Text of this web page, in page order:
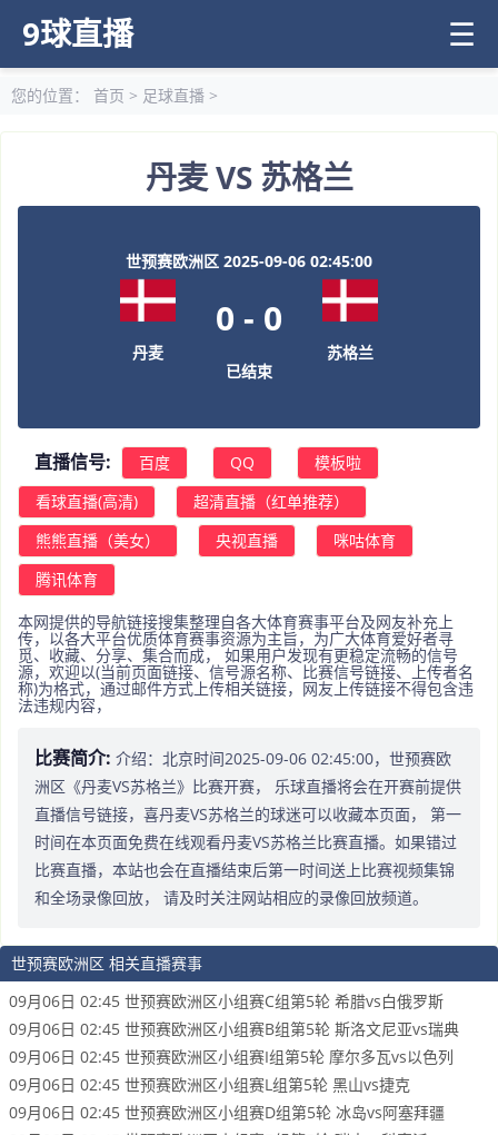
9球直播 ☰
您的位置： 首页 > 足球直播 >
丹麦 VS 苏格兰
世预赛欧洲区 2025-09-06 02:45:00
丹麦
0 - 0
已结束
苏格兰
直播信号: 百度 QQ
模板啦
看球直播(高清)
超清直播（红单推荐）
熊熊直播（美女）
央视直播
咪咕体育
腾讯体育
本网提供的导航链接搜集整理自各大体育赛事平台及网友补充上
传，以各大平台优质体育赛事资源为主旨，为广大体育爱好者寻
觅、收藏、分享、集合而成， 如果用户发现有更稳定流畅的信号
源，欢迎以(当前页面链接、信号源名称、比赛信号链接、上传者名
称)为格式，通过邮件方式上传相关链接，网友上传链接不得包含违
法违规内容，
比赛简介: 介绍：北京时间2025-09-06 02:45:00，世预赛欧
洲区《丹麦VS苏格兰》比赛开赛， 乐球直播将会在开赛前提供
直播信号链接，喜丹麦VS苏格兰的球迷可以收藏本页面， 第一
时间在本页面免费在线观看丹麦VS苏格兰比赛直播。如果错过
比赛直播，本站也会在直播结束后第一时间送上比赛视频集锦
和全场录像回放， 请及时关注网站相应的录像回放频道。
世预赛欧洲区 相关直播赛事
09月06日 02:45 世预赛欧洲区小组赛C组第5轮 希腊vs白俄罗斯
09月06日 02:45 世预赛欧洲区小组赛B组第5轮 斯洛文尼亚vs瑞典
09月06日 02:45 世预赛欧洲区小组赛I组第5轮 摩尔多瓦vs以色列
09月06日 02:45 世预赛欧洲区小组赛L组第5轮 黑山vs捷克
09月06日 02:45 世预赛欧洲区小组赛D组第5轮 冰岛vs阿塞拜疆